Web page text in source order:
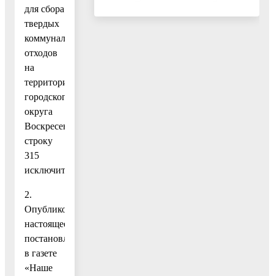
для сбора
твердых
коммунальных
отходов
на
территории
городского
округа
Воскресенск»
строку
315
исключить.
2.
Опубликовать
настоящее
постановление
в газете
«Наше